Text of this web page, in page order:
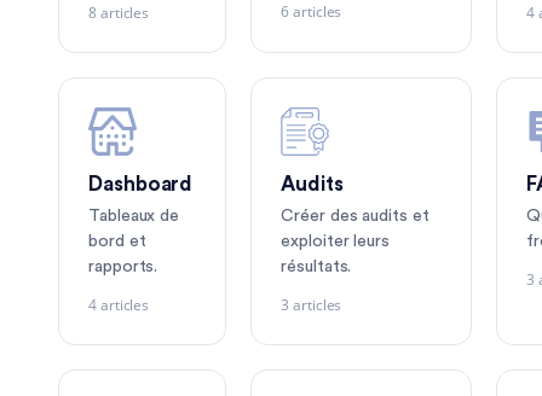
8 articles 6 articles 4
Dashboard
Tableaux de
bord et
rapports.
4 articles
Audits
Créer des audits et
exploiter leurs
résultats.
3 articles
3